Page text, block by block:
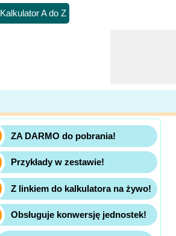
Kalkulator A do Z
ZA DARMO do pobrania!
Przykłady w zestawie!
Z linkiem do kalkulatora na żywo!
Obsługuje konwersję jednostek!